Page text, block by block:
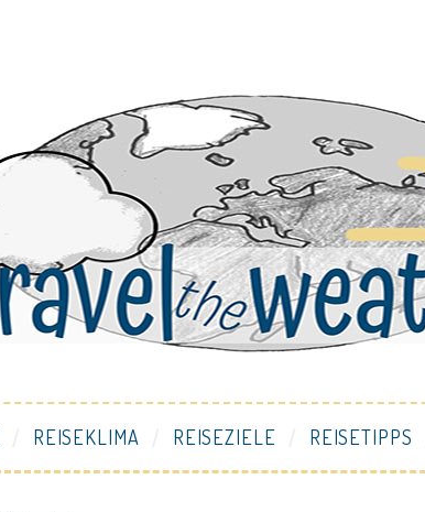
REISEKLIMA REISEZIELE REISETIPPS